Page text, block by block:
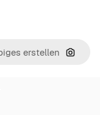
Nach